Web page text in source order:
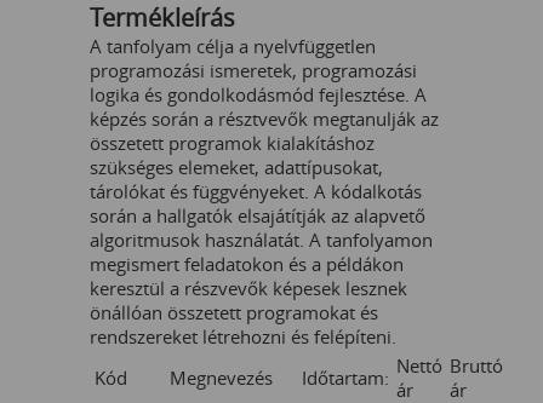
Termékleírás
A tanfolyam célja a nyelvfüggetlen
programozási ismeretek, programozási
logika és gondolkodásmód fejlesztése. A
képzés során a résztvevők megtanulják az
összetett programok kialakításhoz
szükséges elemeket, adattípusokat,
tárolókat és függvényeket. A kódalkotás
során a hallgatók elsajátítják az alapvető
algoritmusok használatát. A tanfolyamon
megismert feladatokon és a példákon
keresztül a részvevők képesek lesznek
önállóan összetett programokat és
rendszereket létrehozni és felépíteni.
Kód
Megnevezés Időtartam: Nettó
ár
Bruttó
ár